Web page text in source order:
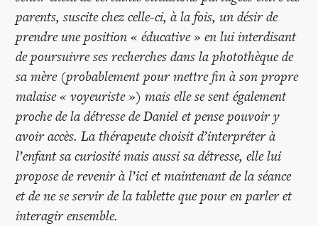
parents, suscite chez celle-ci, à la fois, un désir de
prendre une position « éducative » en lui interdisant
de poursuivre ses recherches dans la photothèque de
sa mère (probablement pour mettre fin à son propre
malaise « voyeuriste ») mais elle se sent également
proche de la détresse de Daniel et pense pouvoir y
avoir accès. La thérapeute choisit d’interpréter à
l’enfant sa curiosité mais aussi sa détresse, elle lui
propose de revenir à l’ici et maintenant de la séance
et de ne se servir de la tablette que pour en parler et
interagir ensemble.